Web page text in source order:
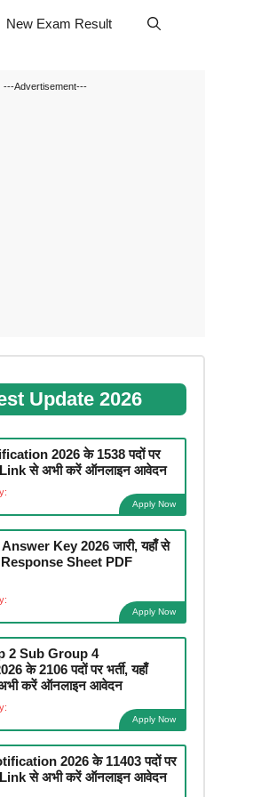
New Exam Result
---Advertisement---
Update 2026
2026 के 1538 पदों पर
Link से अभी करें ऑनलाइन आवेदन
Apply Now
Key 2026 जारी, यहाँ से
Sheet PDF
Apply Now
2 Sub Group 4
के 2106 पदों पर भर्ती, यहाँ
करें ऑनलाइन आवेदन
Apply Now
2026 के 11403 पदों पर
Link से अभी करें ऑनलाइन आवेदन